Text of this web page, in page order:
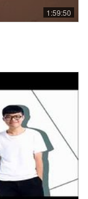
1:59:50